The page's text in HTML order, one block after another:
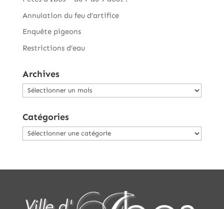
Annulation du feu d’artifice
Enquête pigeons
Restrictions d’eau
Archives
Archives
Catégories
Catégories